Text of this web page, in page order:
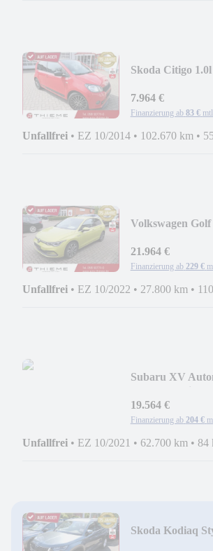
Skoda Citigo
7.964 €
Finanzierung ab 83 € mtl.
Unfallfrei • EZ 10/2014 • 102.670 km •
Volkswagen
21.964 €
Finanzierung ab 229 €
Unfallfrei • EZ 10/2022 • 27.800 km •
Subaru XV
19.564 €
Finanzierung ab 204 €
Unfallfrei • EZ 10/2021 • 62.700 km • 84
Skoda Kodiaq